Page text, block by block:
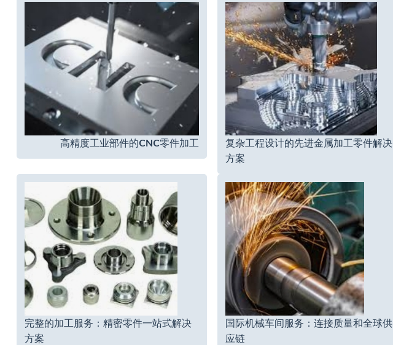
高精度工业部件的CNC零件加工
复杂工程设计的先进金属加工零件解决
方案
完整的加工服务：精密零件一站式解决
方案
国际机械车间服务：连接质量和全球供
应链